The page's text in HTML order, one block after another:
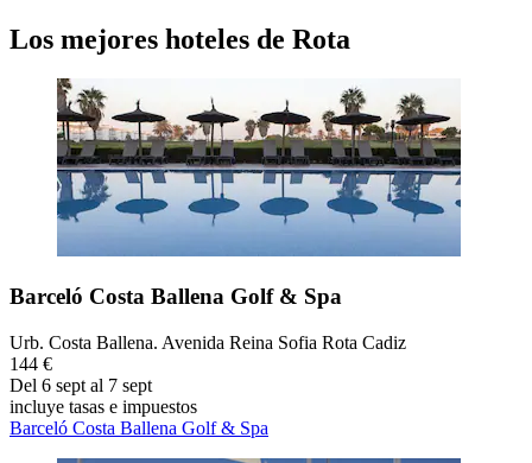
Los mejores hoteles de Rota
Barceló Costa Ballena Golf & Spa
Urb. Costa Ballena. Avenida Reina Sofia Rota Cadiz
144 €
Del 6 sept al 7 sept
incluye tasas e impuestos
Barceló Costa Ballena Golf & Spa